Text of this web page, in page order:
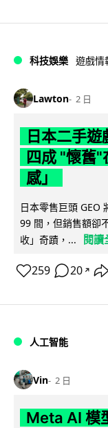
科技娛樂 遊戲情
Lawton 2 日
日本二手
四成 "懷舊"
感」
日本零售巨頭 GEO
99 間，但銷售額卻
收」奇蹟，...
閱讀
259 20 ↗
人工智能
Vin 2 日
Meta AI 模